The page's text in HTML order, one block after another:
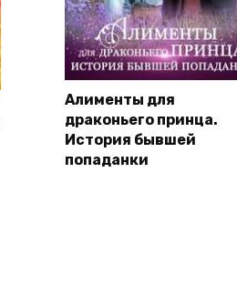
Алименты для
драконьего принца.
История бывшей
попаданки